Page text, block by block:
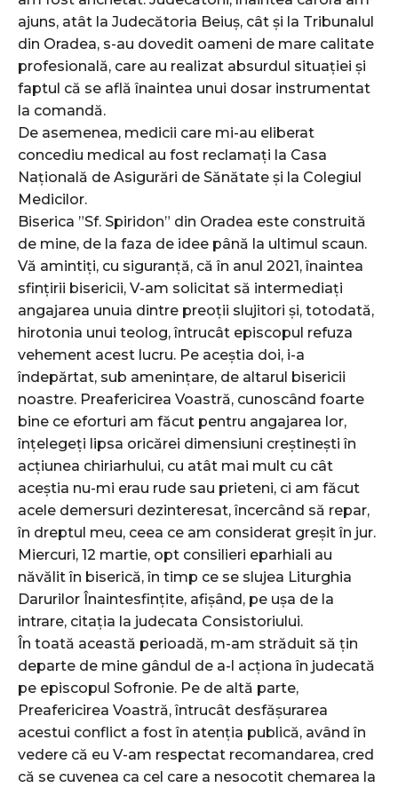
ajuns, atât la Judecătoria Beiuș, cât și la Tribunalul
din Oradea, s-au dovedit oameni de mare calitate
profesională, care au realizat absurdul situației și
faptul că se află înaintea unui dosar instrumentat
la comandă.
De asemenea, medicii care mi-au eliberat
concediu medical au fost reclamați la Casa
Națională de Asigurări de Sănătate și la Colegiul
Medicilor.
Biserica ”Sf. Spiridon” din Oradea este construită
de mine, de la faza de idee până la ultimul scaun.
Vă amintiți, cu siguranță, că în anul 2021, înaintea
sfințirii bisericii, V-am solicitat să intermediați
angajarea unuia dintre preoții slujitori și, totodată,
hirotonia unui teolog, întrucât episcopul refuza
vehement acest lucru. Pe aceștia doi, i-a
îndepărtat, sub amenințare, de altarul bisericii
noastre. Preafericirea Voastră, cunoscând foarte
bine ce eforturi am făcut pentru angajarea lor,
înțelegeți lipsa oricărei dimensiuni creștinești în
acțiunea chiriarhului, cu atât mai mult cu cât
aceștia nu-mi erau rude sau prieteni, ci am făcut
acele demersuri dezinteresat, încercând să repar,
în dreptul meu, ceea ce am considerat greșit în jur.
Miercuri, 12 martie, opt consilieri eparhiali au
năvălit în biserică, în timp ce se slujea Liturghia
Darurilor Înaintesfințite, afișând, pe ușa de la
intrare, citația la judecata Consistoriului.
În toată această perioadă, m-am străduit să țin
departe de mine gândul de a-l acționa în judecată
pe episcopul Sofronie. Pe de altă parte,
Preafericirea Voastră, întrucât desfășurarea
acestui conflict a fost în atenția publică, având în
vedere că eu V-am respectat recomandarea, cred
că se cuvenea ca cel care a nesocotit chemarea la